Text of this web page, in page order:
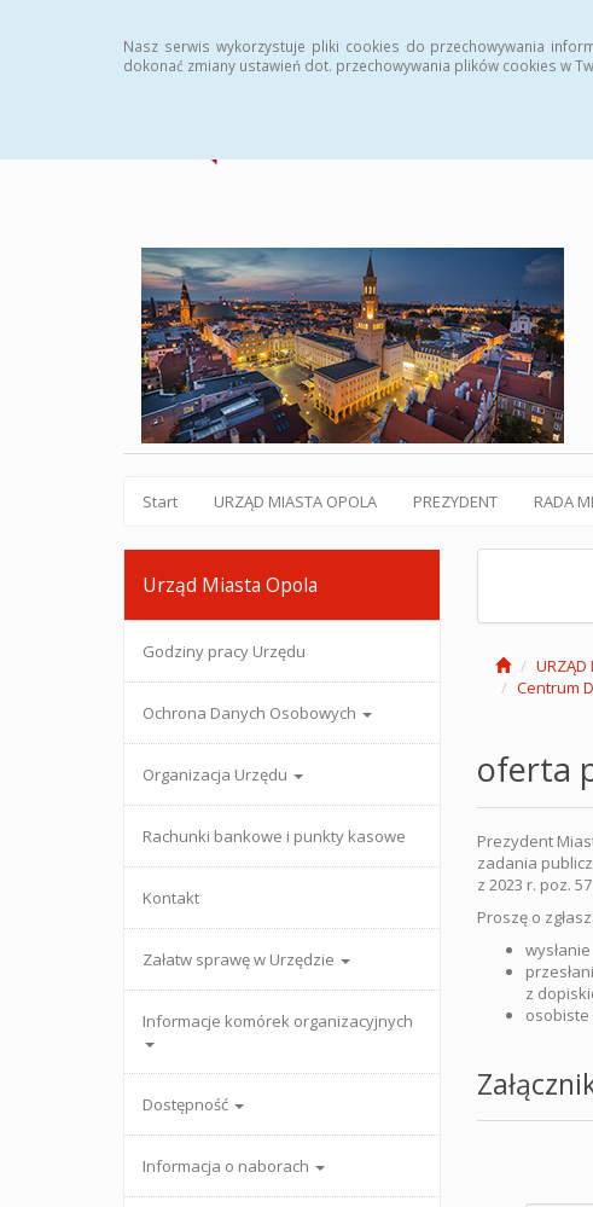
Nasz serwis wykorzystuje pliki cookies do przechowywania
dokonać zmiany ustawień dot. przechowywania plików cookies w
Start URZĄD MIASTA OPOLA PREZYDENT RADA
Urząd Miasta Opola
Godziny pracy Urzędu
Ochrona Danych Osobowych
Organizacja Urzędu
Rachunki bankowe i punkty kasowe
Kontakt
Załatw sprawę w Urzędzie
Informacje komórek organizacyjnych
Dostępność
Informacja o naborach
URZĄD
Centrum
oferta
Prezydent
zadania
z 2023 r. poz.
Proszę o
z
osobiste